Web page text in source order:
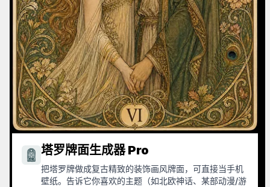
塔罗牌面生成器 Pro
把塔罗牌做成复古精致的装饰画风牌面，可直接当手机
壁纸。告诉它你喜欢的主题（如北欧神话、某部动漫/游